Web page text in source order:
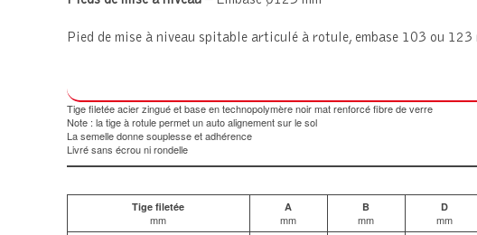
Pied de mise à niveau spitable articulé à rotule, embase 103 ou
Tige filetée acier zingué et base en technopolymère noir mat renforcé fibre de verre
Note : la tige à rotule permet un auto alignement sur le sol
La semelle donne souplesse et adhérence
Livré sans écrou ni rondelle
Tige filetée
mm
A
mm
B
mm
D
mm